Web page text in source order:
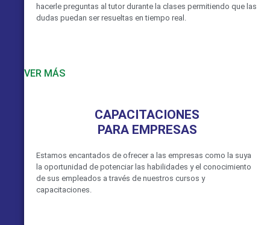
hacerle preguntas al tutor durante la clases permitiendo que las
dudas puedan ser resueltas en tiempo real.
VER MÁS
CAPACITACIONES
PARA EMPRESAS
Estamos encantados de ofrecer a las empresas como la suya
la oportunidad de potenciar las habilidades y el conocimiento
de sus empleados a través de nuestros cursos y
capacitaciones.